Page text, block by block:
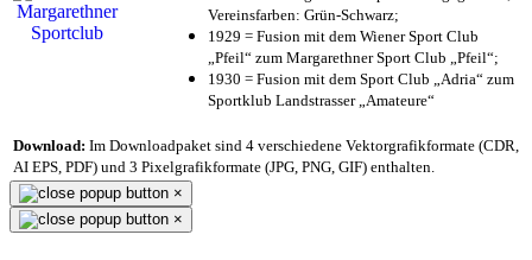
Vereinsfarben: Grün-Schwarz;
1929 = Fusion mit dem Wiener Sport Club
„Pfeil“ zum Margarethner Sport Club „Pfeil“;
1930 = Fusion mit dem Sport Club „Adria“ zum
Sportklub Landstrasser „Amateure“
Download: Im Downloadpaket sind 4 verschiedene Vektorgrafikformate (CDR,
AI EPS, PDF) und 3 Pixelgrafikformate (JPG, PNG, GIF) enthalten.
×
×